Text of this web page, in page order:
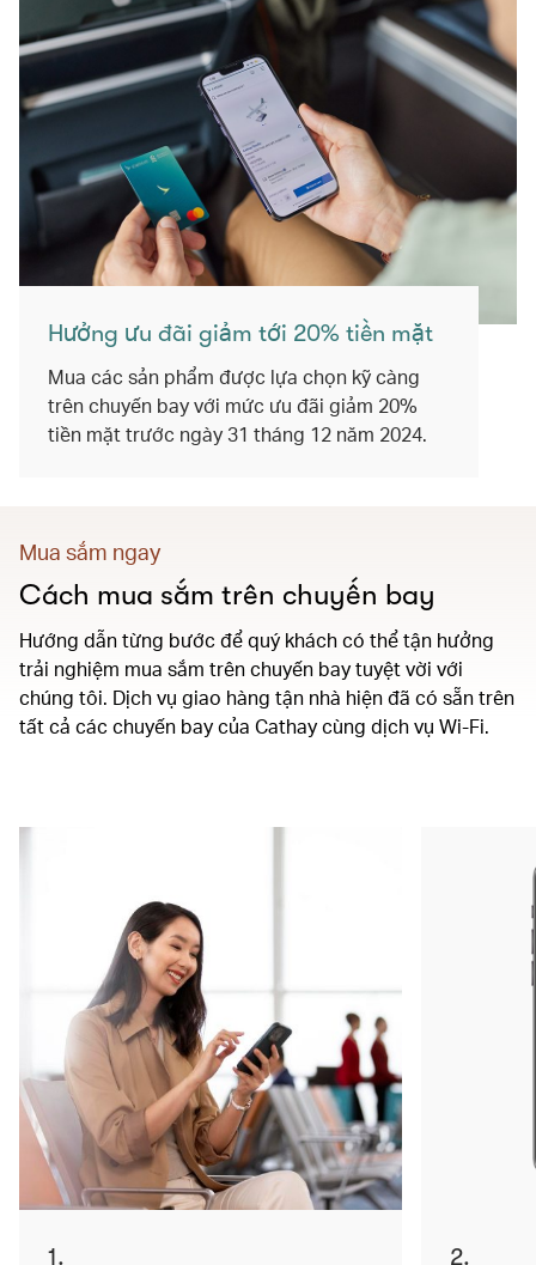
Hưởng ưu đãi giảm tới 20% tiền mặt​
Mua các sản phẩm được lựa chọn kỹ càng
trên chuyến bay với mức ưu đãi giảm 20%
tiền mặt trước ngày 31 tháng 12 năm 2024.
Mua sắm ngay
Cách mua sắm trên chuyến bay
Hướng dẫn từng bước để quý khách có thể tận hưởng
trải nghiệm mua sắm trên chuyến bay tuyệt vời với
chúng tôi. Dịch vụ giao hàng tận nhà hiện đã có sẵn trên
tất cả các chuyến bay của Cathay cùng dịch vụ Wi-Fi.
1. 2.